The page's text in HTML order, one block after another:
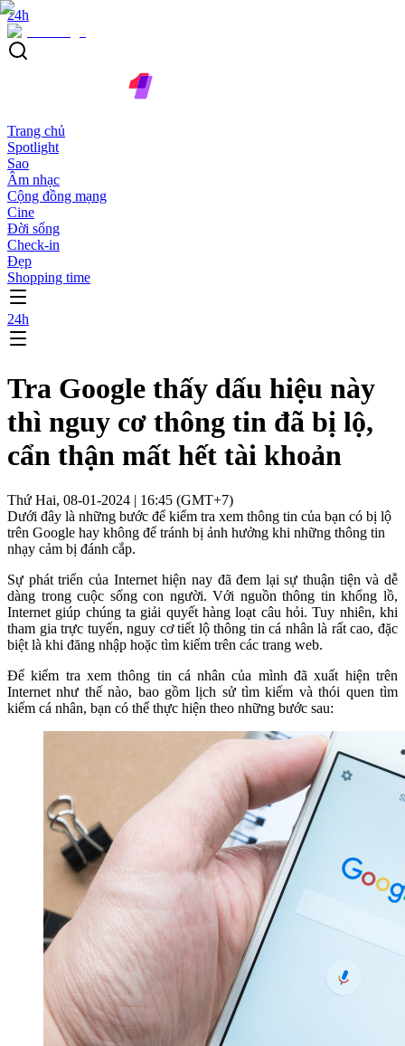
24h
Trang chủ
Spotlight
Sao
Âm nhạc
Cộng đồng mạng
Cine
Đời sống
Check-in
Đẹp
Shopping time
24h
Tra Google thấy dấu hiệu này
thì nguy cơ thông tin đã bị lộ,
cẩn thận mất hết tài khoản
Thứ Hai, 08-01-2024 | 16:45 (GMT+7)
Dưới đây là những bước để kiểm tra xem thông tin của bạn có bị lộ
trên Google hay không để tránh bị ảnh hưởng khi những thông tin
nhạy cảm bị đánh cắp.
Sự phát triển của Internet hiện nay đã đem lại sự thuận tiện và dễ
dàng trong cuộc sống con người. Với nguồn thông tin khổng lồ,
Internet giúp chúng ta giải quyết hàng loạt câu hỏi. Tuy nhiên, khi
tham gia trực tuyến, nguy cơ tiết lộ thông tin cá nhân là rất cao, đặc
biệt là khi đăng nhập hoặc tìm kiếm trên các trang web.
Để kiểm tra xem thông tin cá nhân của mình đã xuất hiện trên
Internet như thế nào, bao gồm lịch sử tìm kiếm và thói quen tìm
kiếm cá nhân, bạn có thể thực hiện theo những bước sau: